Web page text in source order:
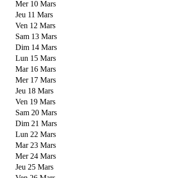
Mer 10 Mars
Jeu 11 Mars
Ven 12 Mars
Sam 13 Mars
Dim 14 Mars
Lun 15 Mars
Mar 16 Mars
Mer 17 Mars
Jeu 18 Mars
Ven 19 Mars
Sam 20 Mars
Dim 21 Mars
Lun 22 Mars
Mar 23 Mars
Mer 24 Mars
Jeu 25 Mars